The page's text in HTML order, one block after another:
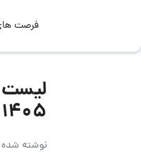
فرصت
۱۴۰۵
نوشته